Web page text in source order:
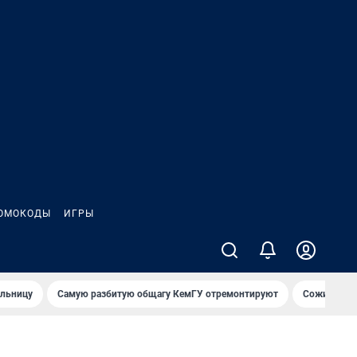
ИГРЫ
Самую разбитую общагу КемГУ отремонтируют